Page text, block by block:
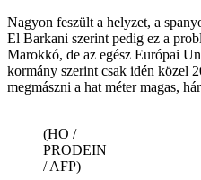
Nagyon feszült a helyzet, a
El Barkani szerint pedig ez a
Marokkó, de az egész Európai
kormány szerint csak idén közel
megmászni a hat méter magas,
(HO /
PRODEIN
/ AFP)